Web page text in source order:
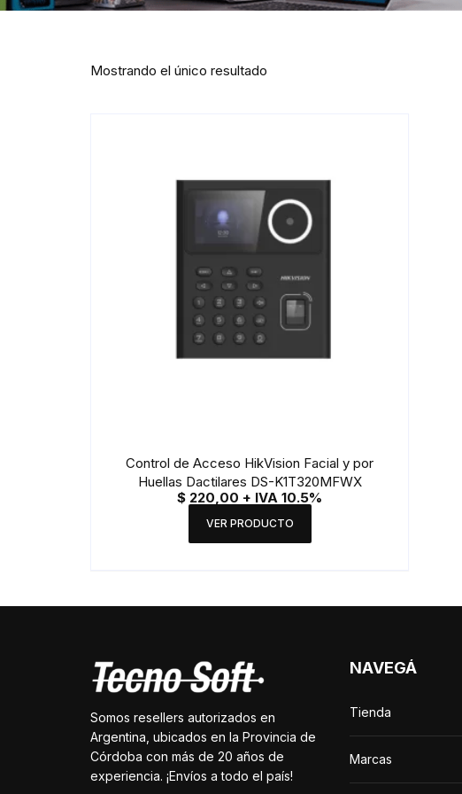
Mostrando el único resultado
Control de Acceso HikVision Facial y por
Huellas Dactilares DS-K1T320MFWX
$ 220,00 + IVA 10.5%
VER PRODUCTO
Somos resellers autorizados en
Argentina, ubicados en la Provincia de
Córdoba con más de 20 años de
experiencia. ¡Envíos a todo el país!
NAVEGÁ
Tienda
Marcas